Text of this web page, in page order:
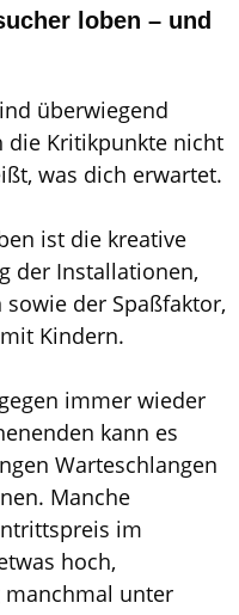
loben – und
überwiegend
die Kritikpunkte nicht
was dich erwartet.
ist die kreative
der Installationen,
der Spaßfaktor,
Kindern.
immer wieder
kann es
Warteschlangen
Manche
im
hoch,
manchmal unter